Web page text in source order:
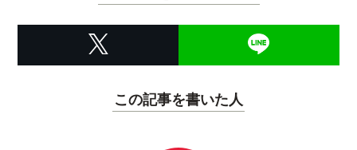
この記事を書いた人